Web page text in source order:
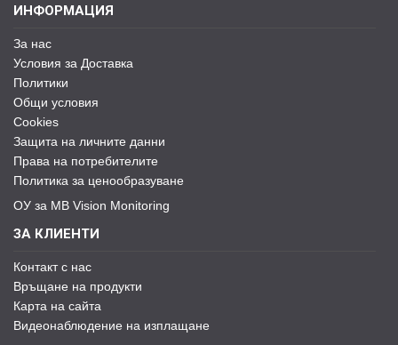
ИНФОРМАЦИЯ
За нас
Условия за Доставка
Политики
Общи условия
Cookies
Защита на личните данни
Права на потребителите
Политика за ценообразуване
ОУ за MB Vision Monitoring
ЗА КЛИЕНТИ
Контакт с нас
Връщане на продукти
Карта на сайта
Видеонаблюдение на изплащане